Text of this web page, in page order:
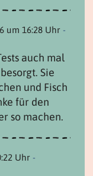
um 16:28 Uhr -
auch mal
Sie
und Fisch
für den
so machen.
Uhr -